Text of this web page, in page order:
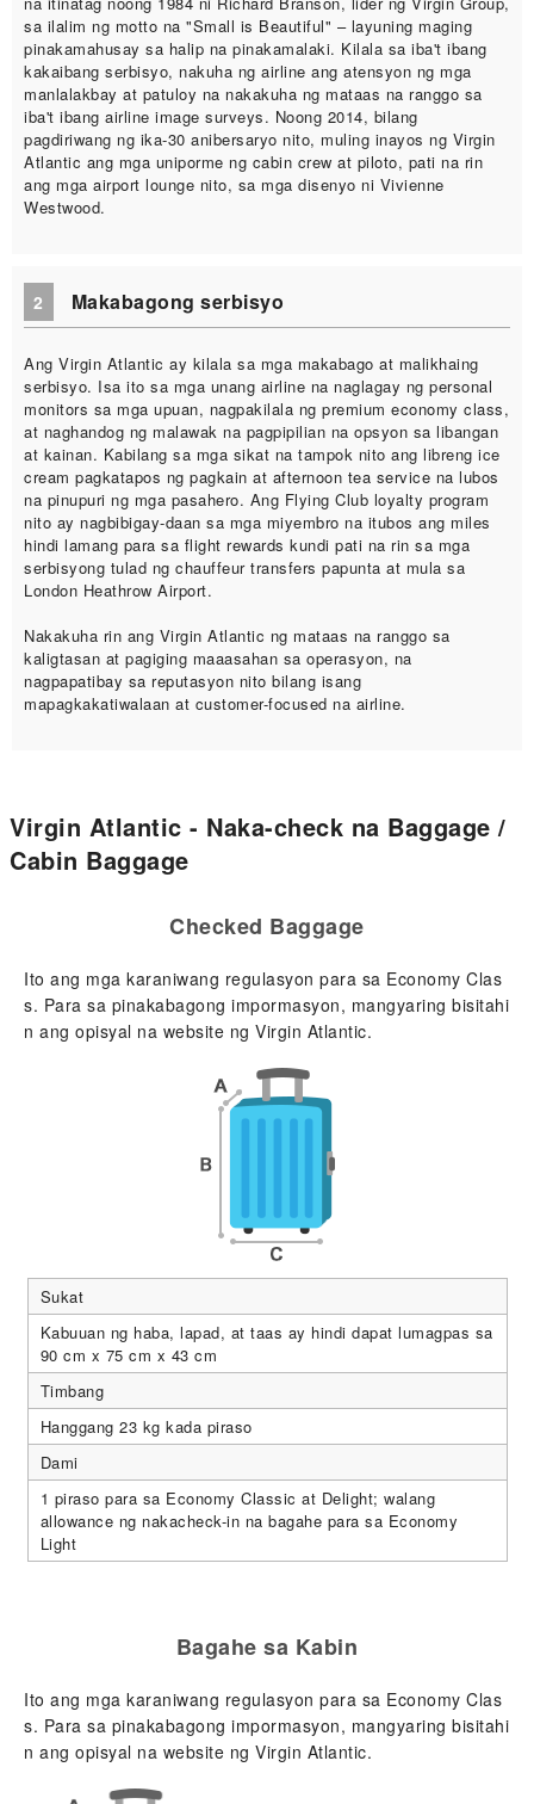
sa ilalim ng motto na "Small is Beautiful" – layuning maging
pinakamahusay sa halip na pinakamalaki. Kilala sa iba't ibang
kakaibang serbisyo, nakuha ng airline ang atensyon ng mga
manlalakbay at patuloy na nakakuha ng mataas na ranggo sa
iba't ibang airline image surveys. Noong 2014, bilang
pagdiriwang ng ika-30 anibersaryo nito, muling inayos ng Virgin
Atlantic ang mga uniporme ng cabin crew at piloto, pati na rin
ang mga airport lounge nito, sa mga disenyo ni Vivienne
Westwood.
2 Makabagong serbisyo
Ang Virgin Atlantic ay kilala sa mga makabago at malikhaing
serbisyo. Isa ito sa mga unang airline na naglagay ng personal
monitors sa mga upuan, nagpakilala ng premium economy class,
at naghandog ng malawak na pagpipilian na opsyon sa libangan
at kainan. Kabilang sa mga sikat na tampok nito ang libreng ice
cream pagkatapos ng pagkain at afternoon tea service na lubos
na pinupuri ng mga pasahero. Ang Flying Club loyalty program
nito ay nagbibigay-daan sa mga miyembro na itubos ang miles
hindi lamang para sa flight rewards kundi pati na rin sa mga
serbisyong tulad ng chauffeur transfers papunta at mula sa
London Heathrow Airport.
Nakakuha rin ang Virgin Atlantic ng mataas na ranggo sa
kaligtasan at pagiging maaasahan sa operasyon, na
nagpapatibay sa reputasyon nito bilang isang
mapagkakatiwalaan at customer-focused na airline.
Virgin Atlantic - Naka-check na Baggage /
Cabin Baggage
Checked Baggage
Ito ang mga karaniwang regulasyon para sa Economy Clas
s. Para sa pinakabagong impormasyon, mangyaring bisitahi
n ang opisyal na website ng Virgin Atlantic.
Sukat
Kabuuan ng haba, lapad, at taas ay hindi dapat lumagpas sa
90 cm x 75 cm x 43 cm
Timbang
Hanggang 23 kg kada piraso
Dami
1 piraso para sa Economy Classic at Delight; walang
allowance ng nakacheck-in na bagahe para sa Economy
Light
Bagahe sa Kabin
Ito ang mga karaniwang regulasyon para sa Economy Clas
s. Para sa pinakabagong impormasyon, mangyaring bisitahi
n ang opisyal na website ng Virgin Atlantic.